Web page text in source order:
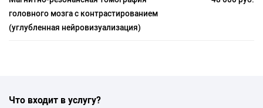
головного мозга с контрастированием
(углубленная нейровизуализация)
Что входит в услугу?